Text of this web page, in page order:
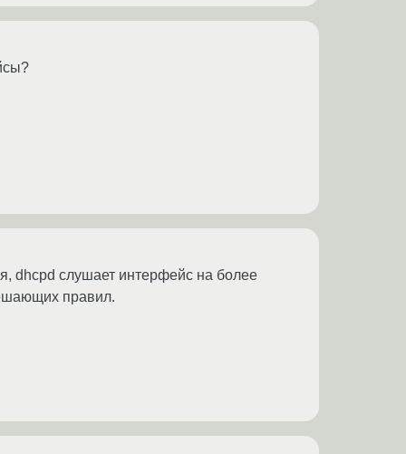
dhcpd слушает интерфейс на более
правил.